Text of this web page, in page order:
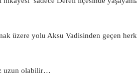
üzere yolu Aksu Vadisinden geçen
uzun olabilir…